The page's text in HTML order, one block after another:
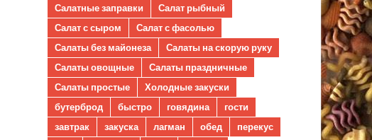
Салатные заправки
Салат рыбный
Салат с сыром
Салат с фасолью
Салаты без майонеза
Салаты на скорую руку
Салаты овощные
Салаты праздничные
Салаты простые
Холодные закуски
бутерброд
быстро говядина
гости
завтрак
закуска лагман обед
перекус